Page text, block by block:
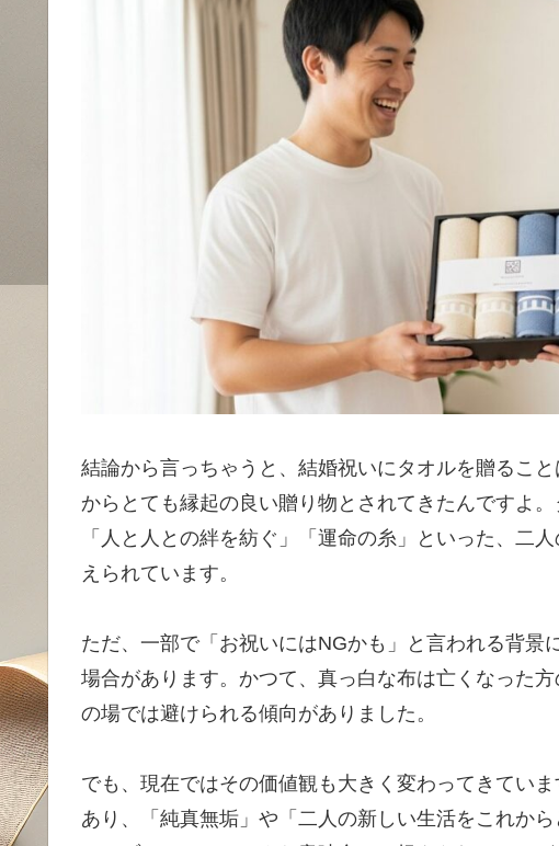
結論から言っちゃうと、結婚祝いにタオルを贈るこ
からとても縁起の良い贈り物とされてきたんですよ
「人と人との絆を紡ぐ」「運命の糸」といった、二
えられています。
ただ、一部で「お祝いにはNGかも」と言われる背景
場合があります。かつて、真っ白な布は亡くなった
の場では避けられる傾向がありました。
でも、現在ではその価値観も大きく変わってきてい
あり、「純真無垢」や「二人の新しい生活をこれか